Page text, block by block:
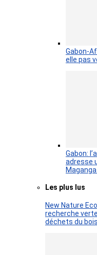
Gabon-
elle pas
Gabon:
adresse
Les plus lus
New Nature
recherche
déchets du